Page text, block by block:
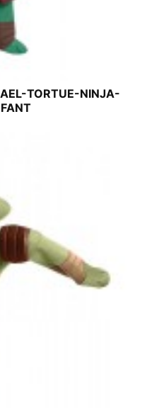
TORTUE-NINJA-